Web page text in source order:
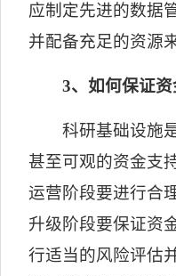
应制定先进的数据
并配备充足的资源
3、如何保证
科研基础设施
甚至可观的资金支
运营阶段要进行合
升级阶段要保证资
行适当的风险评估